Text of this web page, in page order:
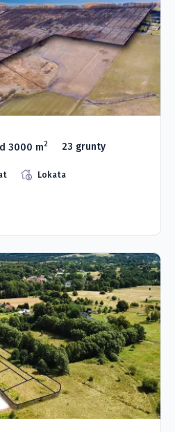
3000 m2 23 grunty
Lokata